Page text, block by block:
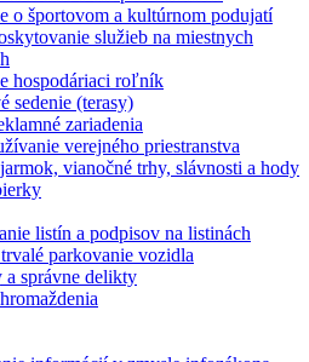
o športovom a kultúrnom podujatí
služieb na miestnych
hospodáriaci roľník
sedenie (terasy)
zariadenia
verejného priestranstva
vianočné trhy, slávnosti a hody
listín a podpisov na listinách
parkovanie vozidla
a správne delikty